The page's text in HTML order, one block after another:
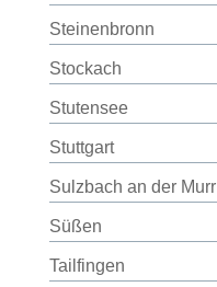
Steinenbronn
Stockach
Stutensee
Stuttgart
Sulzbach an der Murr
Süßen
Tailfingen